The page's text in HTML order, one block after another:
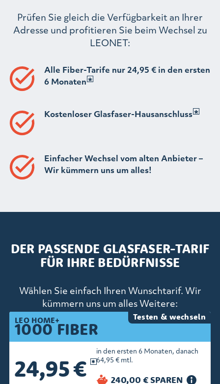
Prüfen Sie gleich die Verfügbarkeit an Ihrer
Adresse und profitieren Sie beim Wechsel zu
LEONET:
Alle Fiber-Tarife nur 24,95 € in den ersten
6 Monaten
Kostenloser Glasfaser-Hausanschluss
Einfacher Wechsel vom alten Anbieter –
Wir kümmern uns um alles!
DER PASSENDE GLASFASER-TARIF
FÜR IHRE BEDÜRFNISSE
Wählen Sie einfach Ihren Wunschtarif. Wir
kümmern uns um alles Weitere:
LEO HOME+
1000 FIBER
Testen & wechseln
24,95 €
in den ersten 6 Monaten, danach
64,95 € mtl.